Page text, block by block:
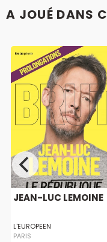
A JOUÉ DANS
JEAN-LUC LEMOINE
L'EUROPEEN
PARIS